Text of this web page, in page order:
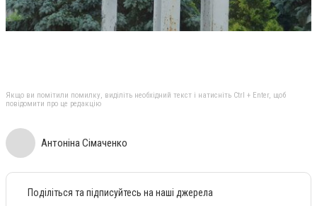
Якщо ви помітили помилку, виділіть необхідний текст і натисніть Ctrl + Enter, щоб
повідомити про це редакцію
Антоніна Сімаченко
Поділіться та підписуйтесь на наші джерела